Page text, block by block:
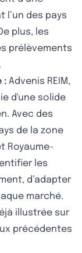
l’un des pays
plus, les
prélèvements
: Advenis REIM,
d'une solide
Avec des
de la zone
Royaume-
les
d’adapter
marché.
illustrée sur
précédentes